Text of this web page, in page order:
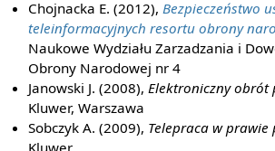
Chojnacka E. (2012), Bezpieczeństwo
teleinformacyjnych resortu obrony
Naukowe Wydziału Zarzadzania i
Obrony Narodowej nr 4
Janowski J. (2008), Elektroniczny obrót
Kluwer, Warszawa
Sobczyk A. (2009), Telepraca w prawie
Kluwer